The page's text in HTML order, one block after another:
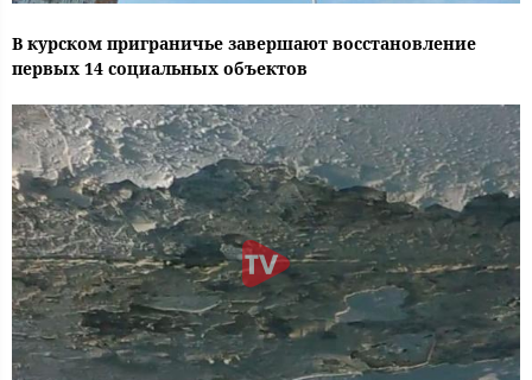
В курском приграничье завершают восстановление
первых 14 социальных объектов